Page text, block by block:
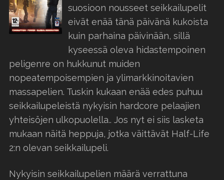
suosioon nousseet seikkailupelit
eivät enää tänä päivänä kukoista
kuin parhaina päivinään, sillä
kyseessä oleva hidastempoinen
peligenre on hukkunut muiden
nopeatempoisempien ja ylimarkkinoitavien
massapelien. Tuskin kukaan enää edes puhuu
seikkailupeleistä nykyisin hardcore pelaajien
yhteisöjen ulkopuolella.. Jos nyt ei siis lasketa
mukaan näitä heppuja, jotka väittävät Half-Life
2:n olevan seikkailupeli.
Nykyisin seikkailupelien määrä verrattuna